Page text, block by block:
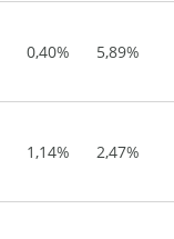
0,40% 5,89%
1,14% 2,47%